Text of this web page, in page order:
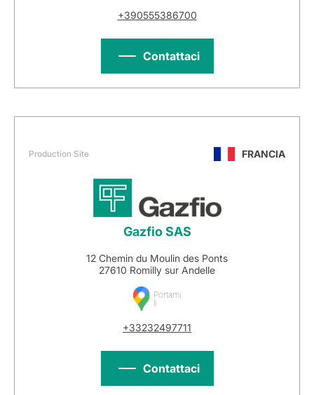
+390555386700
Contattaci
Production Site FRANCIA
Gazfio SAS
12 Chemin du Moulin des Ponts
27610 Romilly sur Andelle
Portami
lì
+33232497711
Contattaci